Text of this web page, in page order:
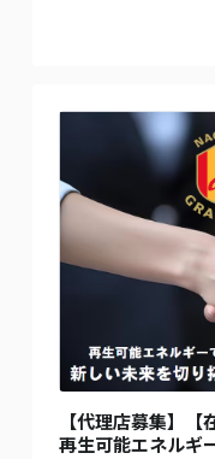
【代理店募集】
再生可能エネルギ